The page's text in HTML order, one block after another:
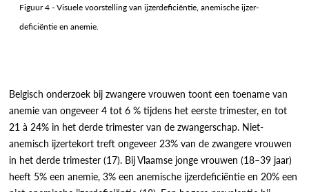
Figuur 4 - Visuele voorstelling van ijzerdeficiëntie, anemische ijzer-
deficiëntie en anemie.
Belgisch onderzoek bij zwangere vrouwen toont een toename van
anemie van ongeveer 4 tot 6 % tijdens het eerste trimester, en tot
21 à 24% in het derde trimester van de zwangerschap. Niet-
anemisch ijzertekort treft ongeveer 23% van de zwangere vrouwen
in het derde trimester (17). Bij Vlaamse jonge vrouwen (18–39 jaar)
heeft 5% een anemie, 3% een anemische ijzerdeficiëntie en 20% een